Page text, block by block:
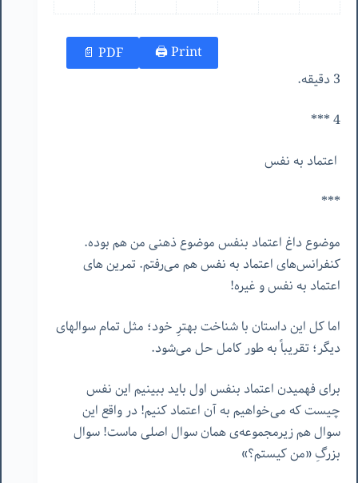
Print 🖨
PDF 📄
3 دقیقه.
4 ***
اعتماد به نفس
***
موضوع داغ اعتماد بنفس موضوع ذهنی من هم بوده.
کنفرانس‌های اعتماد به نفس هم می‌رفتم. تمرین های
اعتماد به نفس و غیره!
اما کل این داستان با شناخت بهترِ خود؛ مثل تمام سوالهای
دیگر؛ تقریباً به طور کامل حل می‌شود.
برای فهمیدن اعتماد بنفس اول باید ببینیم این نفس
چیست که می‌خواهیم به آن اعتماد کنیم! در واقع این
سوال هم زیرمجموعه‌ی همان سوال اصلی ماست! سوال
بزرگِ «من کیستم؟»